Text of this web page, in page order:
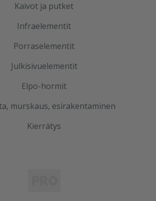
Kaivot ja putket
Infraelementit
Porraselementit
Julkisivuelementit
Elpo-hormit
murskaus, esirakentaminen
Kierrätys